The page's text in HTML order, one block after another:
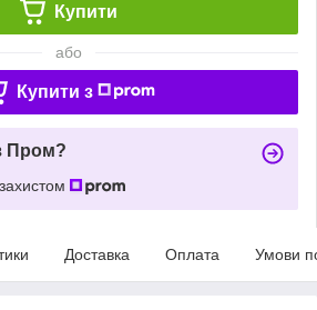
Купити
або
Купити з
Пром?
Доставка Оплата Умови